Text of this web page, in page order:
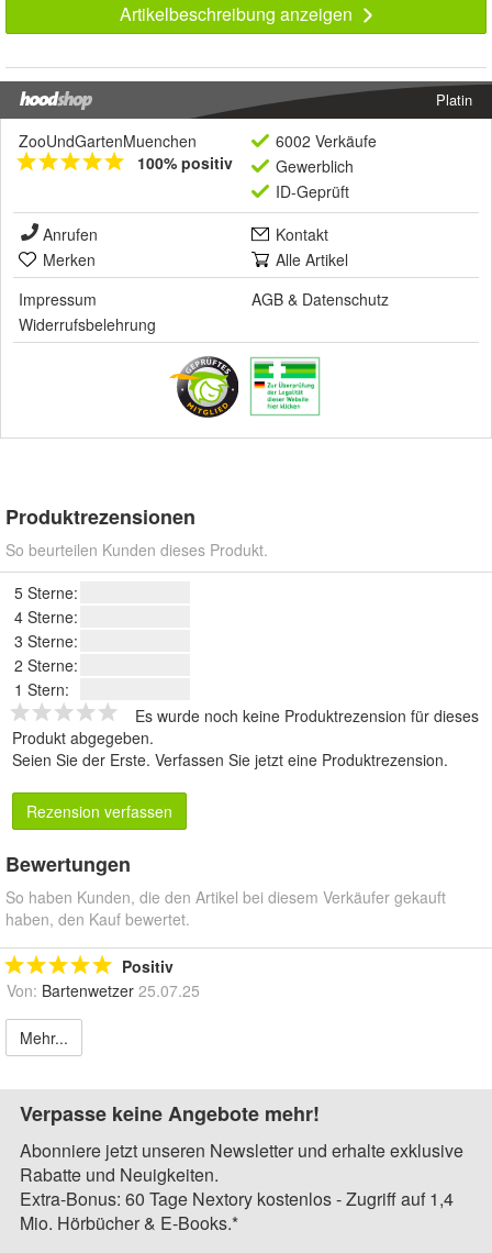
Artikelbeschreibung anzeigen
Platin
ZooUndGartenMuenchen
100% positiv
6002 Verkäufe
Gewerblich
ID-Geprüft
Anrufen
Kontakt
Merken
Alle Artikel
Impressum
AGB & Datenschutz
Widerrufsbelehrung
Produktrezensionen
So beurteilen Kunden dieses Produkt.
5 Sterne:
4 Sterne:
3 Sterne:
2 Sterne:
1 Stern:
Es wurde noch keine Produktrezension für dieses
Produkt abgegeben.
Seien Sie der Erste. Verfassen Sie jetzt eine Produktrezension.
Rezension verfassen
Bewertungen
So haben Kunden, die den Artikel bei diesem Verkäufer gekauft
haben, den Kauf bewertet.
Positiv
Von: Bartenwetzer 25.07.25
Mehr...
Verpasse keine Angebote mehr!
Abonniere jetzt unseren Newsletter und erhalte exklusive
Rabatte und Neuigkeiten.
Extra-Bonus: 60 Tage Nextory kostenlos - Zugriff auf 1,4
Mio. Hörbücher & E-Books.*